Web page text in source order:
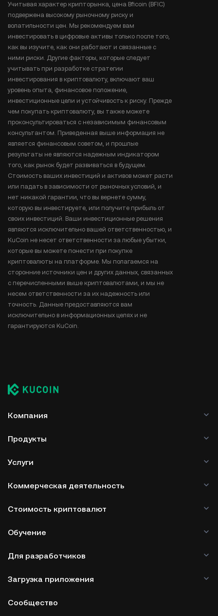
Учитывая характер крипторынка, цена Bficoin (BFIC)
подвержена высокому рыночному риску и
волатильности цен. Мы рекомендуем вам
инвестировать в цифровые активы только после того,
как вы изучите, как они работают и связанные с
ними риски. Другие факторы, которые следует
учитывать при разработке стратегии
инвестирования в криптовалюту, включают ваш
уровень опыта, финансовое положение,
инвестиционные цели и устойчивость к риску. Прежде
чем покупать криптовалюту, вы также можете
проконсультироваться с независимым финансовым
консультантом. Приведенная выше информация не
является финансовым советом, и прошлые
результаты не являются надежным индикатором
того, как рынок будет развиваться в будущем.
Стоимость ваших инвестиций и активов может расти
или падать в зависимости от рыночных условий, и
нет никакой гарантии, что вы вернете сумму,
которую вы инвестируете, или получите прибыль от
своих инвестиций. Ваши инвестиционные решения
являются исключительно вашей ответственностью, и
KuCoin не несет ответственности за любые убытки,
которые вы можете понести при покупке
криптовалюты на платформе. Мы полагаемся на
сторонние источники цен и других данных, связанных
с перечисленными выше криптовалютами, и мы не
несем ответственности за их надежность или
точность. Данные предоставляются вам
исключительно в информационных целях и не
гарантируются KuCoin.
Компания
Продукты
Услуги
Коммерческая деятельность
Стоимость криптовалют
Обучение
Для разработчиков
Загрузка приложения
Сообщество